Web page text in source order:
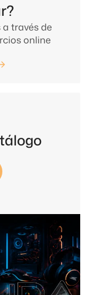
través de
online